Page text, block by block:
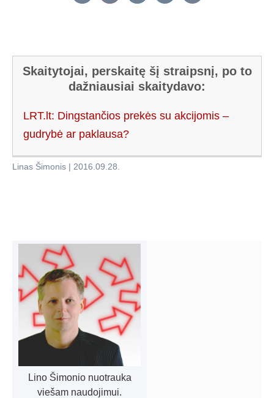
Skaitytojai, perskaitę šį straipsnį, po to
dažniausiai skaitydavo:
LRT.lt: Dingstančios prekės su akcijomis –
gudrybė ar paklausa?
Linas Šimonis | 2016.09.28
Lino Šimonio nuotrauka
viešam naudojimui.